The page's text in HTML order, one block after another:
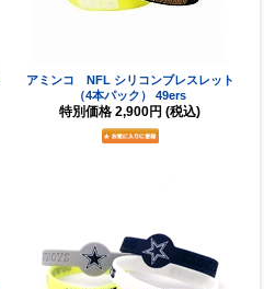
アミンコ NFL シリコンブレスレット
（4本パック） 49ers
特別価格 2,900円 (税込)